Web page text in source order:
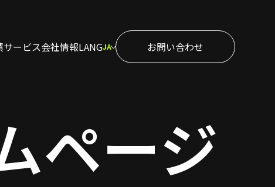
ページ
サービス会社情報LANGJA お問い合わせ